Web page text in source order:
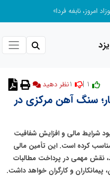
امروز، نابغه فردا»
نظر دهید
سنگ آهن مرکزی در
شرایط مالی و افزایش شفافیت
کرده است. این تأمین مالی
نقش مهمی در پرداخت مطالبات
پیمانکاران و کارگران خواهد داشت.